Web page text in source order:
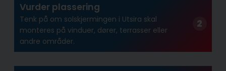
Vurder plassering
Tenk på om solskjermingen i Utsira skal
monteres på vinduer, dører, terrasser eller
andre områder.